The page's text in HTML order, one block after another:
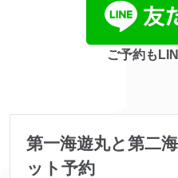
ご予約も
第一海遊丸と第二
ット予約